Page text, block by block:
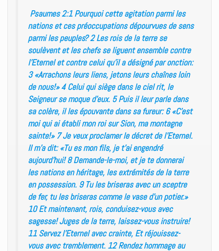
Psaumes 2:1 Pourquoi cette agitation parmi les
nations et ces préoccupations dépourvues de sens
parmi les peuples? 2 Les rois de la terre se
soulèvent et les chefs se liguent ensemble contre
l’Eternel et contre celui qu’il a désigné par onction:
3 «Arrachons leurs liens, jetons leurs chaînes loin
de nous!» 4 Celui qui siège dans le ciel rit, le
Seigneur se moque d’eux. 5 Puis il leur parle dans
sa colère, il les épouvante dans sa fureur: 6 «C’est
moi qui ai établi mon roi sur Sion, ma montagne
sainte!» 7 Je veux proclamer le décret de l’Eternel.
Il m’a dit: «Tu es mon fils, je t’ai engendré
aujourd’hui! 8 Demande-le-moi, et je te donnerai
les nations en héritage, les extrémités de la terre
en possession. 9 Tu les briseras avec un sceptre
de fer, tu les briseras comme le vase d’un potier.»
10 Et maintenant, rois, conduisez-vous avec
sagesse! Juges de la terre, laissez-vous instruire!
11 Servez l’Eternel avec crainte, Et réjouissez-
vous avec tremblement. 12 Rendez hommage au